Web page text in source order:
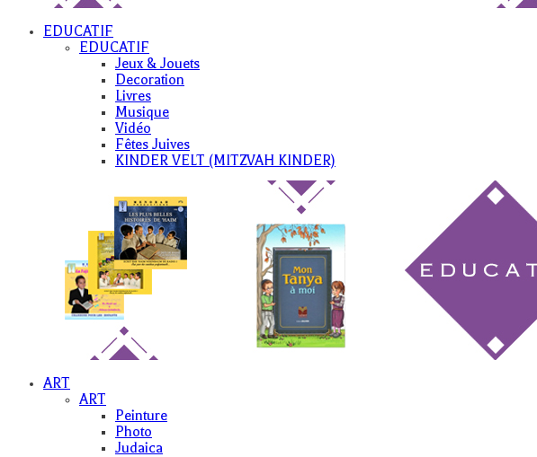
EDUCATIF
EDUCATIF
Jeux & Jouets
Decoration
Livres
Musique
Vidéo
Fêtes Juives
KINDER VELT (MITZVAH KINDER)
ART
ART
Peinture
Photo
Judaica